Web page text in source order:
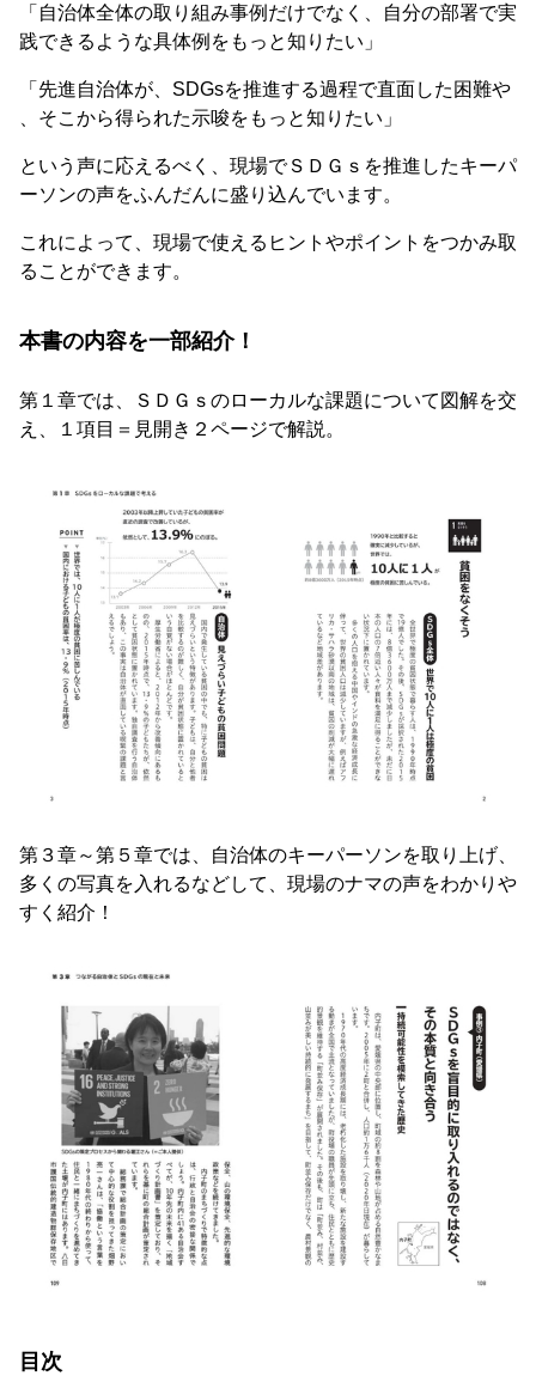
「自治体全体の取り組み事例だけでなく、自分の部署で実
践できるような具体例をもっと知りたい」
「先進自治体が、SDGsを推進する過程で直面した困難や
、そこから得られた示唆をもっと知りたい」
という声に応えるべく、現場でＳＤＧｓを推進したキーパ
ーソンの声をふんだんに盛り込んでいます。
これによって、現場で使えるヒントやポイントをつかみ取
ることができます。
本書の内容を一部紹介！
第１章では、ＳＤＧｓのローカルな課題について図解を交
え、１項目＝見開き２ページで解説。
第３章～第５章では、自治体のキーパーソンを取り上げ、
多くの写真を入れるなどして、現場のナマの声をわかりや
すく紹介！
目次